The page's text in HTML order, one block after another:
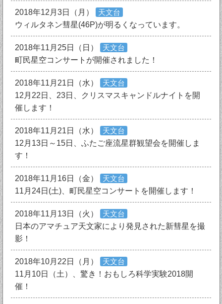
2018年12月3日（月）
天文台
ウィルタネン彗星(46P)が明るくなっています。
2018年11月25日（日）
天文台
町民星空コンサートが開催されました！
2018年11月21日（水）
天文台
12月22日、23日、クリスマスキャンドルナイトを開
催します！
2018年11月21日（水）
天文台
12月13日～15日、ふたご座流星群観望会を開催しま
す！
2018年11月16日（金）
天文台
11月24日(土)、町民星空コンサートを開催します！
2018年11月13日（火）
天文台
日本のアマチュア天文家により発見された新彗星を撮
影！
2018年10月22日（月）
天文台
11月10日（土）、驚き！おもしろ科学実験2018開
催！